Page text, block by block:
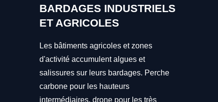
BARDAGES INDUSTRIELS
ET AGRICOLES
Les bâtiments agricoles et zones
d'activité accumulent algues et
salissures sur leurs bardages. Perche
carbone pour les hauteurs
intermédiaires, drone pour les très